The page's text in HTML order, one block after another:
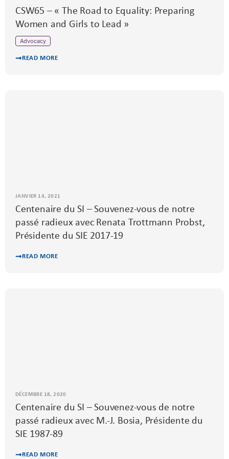
CSW65 – « The Road to Equality: Preparing
Women and Girls to Lead »
Advocacy
READ MORE
JANVIER 14, 2021
Centenaire du SI – Souvenez-vous de notre
passé radieux avec Renata Trottmann Probst,
Présidente du SIE 2017-19
READ MORE
DÉCEMBRE 18, 2020
Centenaire du SI – Souvenez-vous de notre
passé radieux avec M.-J. Bosia, Présidente du
SIE 1987-89
READ MORE